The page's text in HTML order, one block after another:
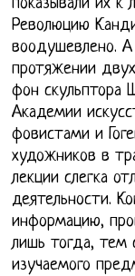
показывали их к
Революцию
воодушевлено. А
протяжении
фон скульптора
Академии
фовистами и
художников в
лекции слегка
деятельности.
информацию,
лишь тогда, тем
изучаемого